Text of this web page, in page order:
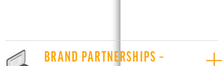
BRAND PARTNERSHIPS –